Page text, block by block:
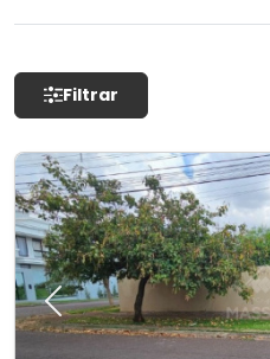
Filtrar
Previous